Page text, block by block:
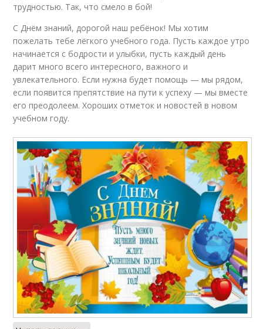
трудностью. Так, что смело в бой!
С Днём знаний, дорогой наш ребёнок! Мы хотим
пожелать тебе лёгкого учебного года. Пусть каждое утро
начинается с бодрости и улыбки, пусть каждый день
дарит много всего интересного, важного и
увлекательного. Если нужна будет помощь — мы рядом,
если появится препятствие на пути к успеху — мы вместе
его преодолеем. Хороших отметок и новостей в новом
учебном году.